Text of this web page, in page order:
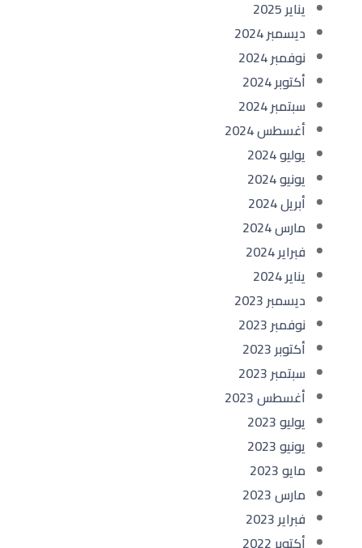
يناير 2025
ديسمبر 2024
نوفمبر 2024
أكتوبر 2024
سبتمبر 2024
أغسطس 2024
يوليو 2024
يونيو 2024
أبريل 2024
مارس 2024
فبراير 2024
يناير 2024
ديسمبر 2023
نوفمبر 2023
أكتوبر 2023
سبتمبر 2023
أغسطس 2023
يوليو 2023
يونيو 2023
مايو 2023
مارس 2023
فبراير 2023
أكتوبر 2022